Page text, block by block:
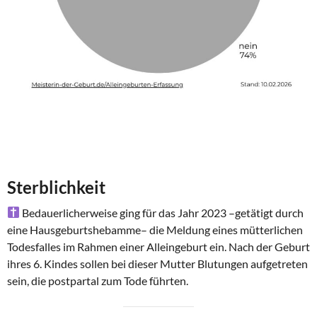
Sterblichkeit
Bedauerlicherweise ging für das Jahr 2023 –getätigt durch
eine Hausgeburtshebamme– die Meldung eines mütterlichen
Todesfalles im Rahmen einer Alleingeburt ein. Nach der Geburt
ihres 6. Kindes sollen bei dieser Mutter Blutungen aufgetreten
sein, die postpartal zum Tode führten.